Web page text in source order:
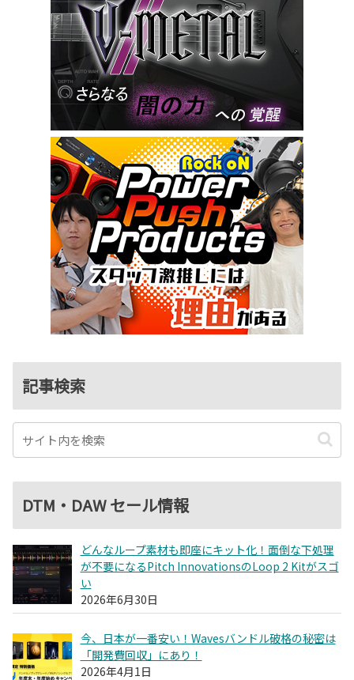
記事検索
DTM・DAW セール情報
どんなループ素材も即座にキット化！面倒な下処理
が不要になるPitch InnovationsのLoop 2 Kitがスゴ
い
2026年6月30日
今、日本が一番安い！Wavesバンドル破格の秘密は
「開発費回収」にあり！
2026年4月1日